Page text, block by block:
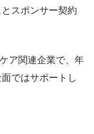
スポンサー契約
ア関連企業で、年
ではサポートし